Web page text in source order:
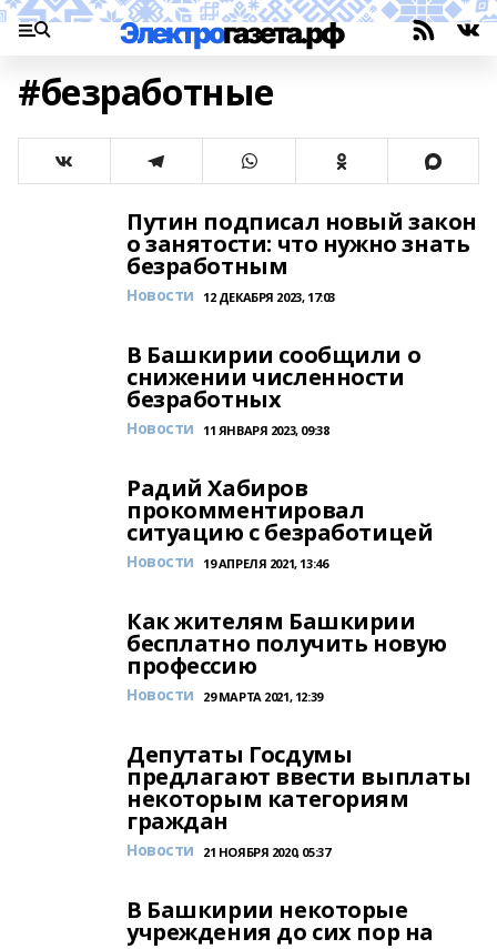
#безработные
Путин подписал новый закон
о занятости: что нужно знать
безработным
Новости 12 ДЕКАБРЯ 2023, 17:03
В Башкирии сообщили о
снижении численности
безработных
Новости 11 ЯНВАРЯ 2023, 09:38
Радий Хабиров
прокомментировал
ситуацию с безработицей
Новости 19 АПРЕЛЯ 2021, 13:46
Как жителям Башкирии
бесплатно получить новую
профессию
Новости 29 МАРТА 2021, 12:39
Депутаты Госдумы
предлагают ввести выплаты
некоторым категориям
граждан
Новости 21 НОЯБРЯ 2020, 05:37
В Башкирии некоторые
учреждения до сих пор на